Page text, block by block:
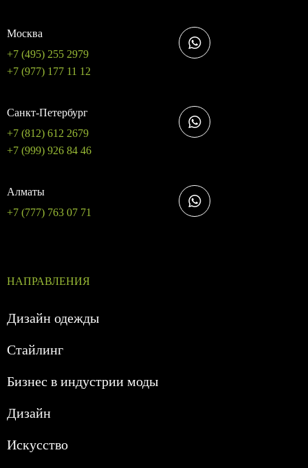
Москва
+7 (495) 255 2979
+7 (977) 177 11 12
Санкт-Петербург
+7 (812) 612 2679
+7 (999) 926 84 46
Алматы
+7 (777) 763 07 71
НАПРАВЛЕНИЯ
Дизайн одежды
Стайлинг
Бизнес в индустрии моды
Дизайн
Искусство